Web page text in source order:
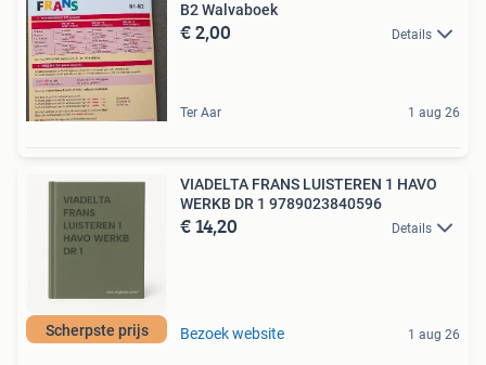
B2 Walvaboek
€ 2,00 Details
Ter Aar 1 aug 26
Scherpste prijs
VIADELTA FRANS LUISTEREN 1 HAVO
WERKB DR 1 9789023840596
€ 14,20 Details
Bezoek website 1 aug 26